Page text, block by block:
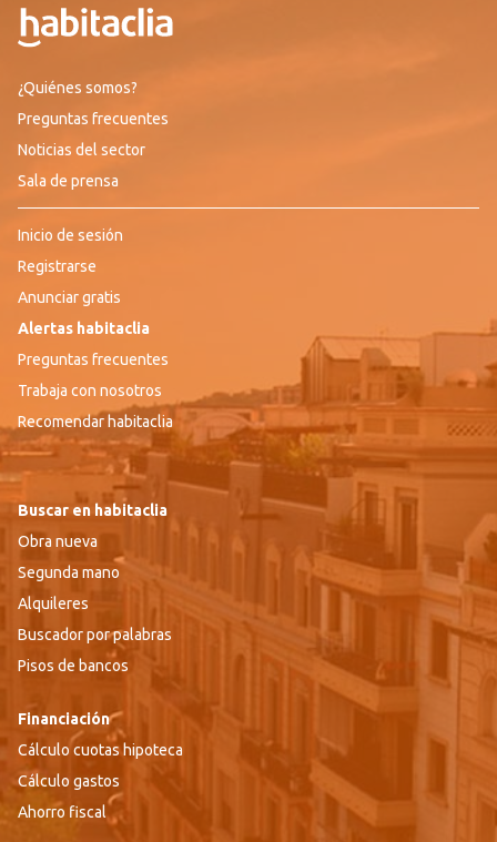
¿Quiénes somos?
Preguntas frecuentes
Noticias del sector
Sala de prensa
Inicio de sesión
Registrarse
Anunciar gratis
Alertas habitaclia
Preguntas frecuentes
Trabaja con nosotros
Recomendar habitaclia
Buscar en habitaclia
Obra nueva
Segunda mano
Alquileres
Buscador por palabras
Pisos de bancos
Financiación
Cálculo cuotas hipoteca
Cálculo gastos
Ahorro fiscal